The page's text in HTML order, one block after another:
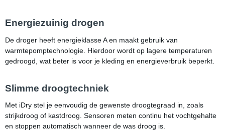
Energiezuinig drogen
De droger heeft energieklasse A en maakt gebruik van
warmtepomptechnologie. Hierdoor wordt op lagere temperaturen
gedroogd, wat beter is voor je kleding en energieverbruik beperkt.
Slimme droogtechniek
Met iDry stel je eenvoudig de gewenste droogtegraad in, zoals
strijkdroog of kastdroog. Sensoren meten continu het vochtgehalte
en stoppen automatisch wanneer de was droog is.